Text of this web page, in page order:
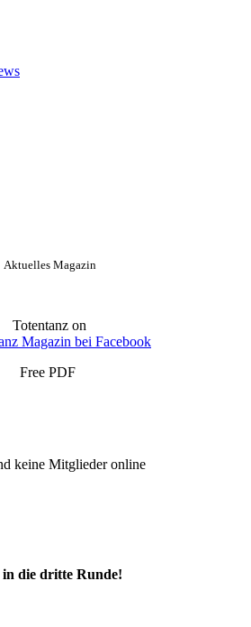
Aktuelles Magazin
Totentanz on
Free PDF
keine Mitglieder online
die dritte Runde!